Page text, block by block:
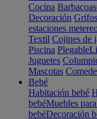
Cocina Barbacoas
Decoración
estaciones
Textil Cojines de
Piscina Plegable
Juguetes
Mascotas
Bebé
Habitación bebé
bebéMuebles
bebéDecoración